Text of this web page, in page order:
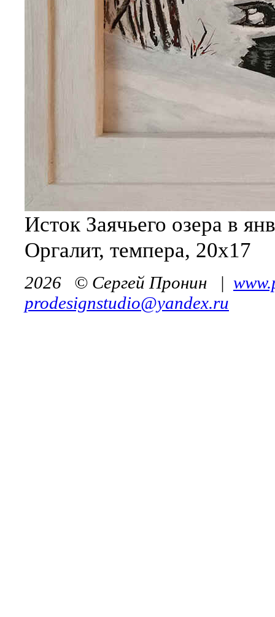
Исток Заячьего озера в
Оргалит, темпера, 20х17
2026 © Сергей Пронин |
prodesignstudio@yandex.ru